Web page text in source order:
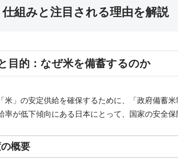
組みと注目される理由を解説
目的：なぜ米を備蓄するのか
米」の安定供給を確保するために、「政府備蓄
率が低下傾向にある日本にとって、国家の安全
概要